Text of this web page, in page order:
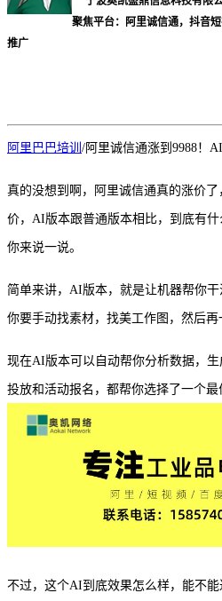
聚焦平台：阿里诚信通，抖音
推广
阿里巴巴培训 /阿里诚信通涨到 9988！
真的没想到啊，阿里诚信通真的涨价
价，AI版本跟普通版本相比，到底有什
你来说一说。
简单来讲， AI版本，就是让机器帮你
你要手动找素材，找美工作图，然后再
现在AI版本可以自动帮你分析数据，
投放和活动报名，都帮你选择了一个最
不过，这个AI到底效果怎么样，能不能